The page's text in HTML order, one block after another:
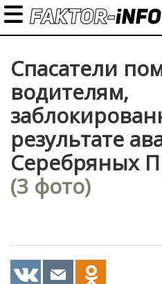
Спасатели
водителям,
результате
Серебряных
(3 фото)